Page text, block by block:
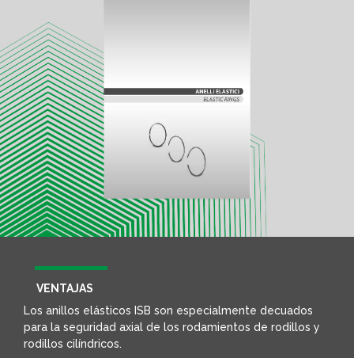
VENTAJAS
Los anillos elásticos ISB son especialmente decuados
para la seguridad axial de los rodamientos de rodillos y
rodillos cilíndricos.